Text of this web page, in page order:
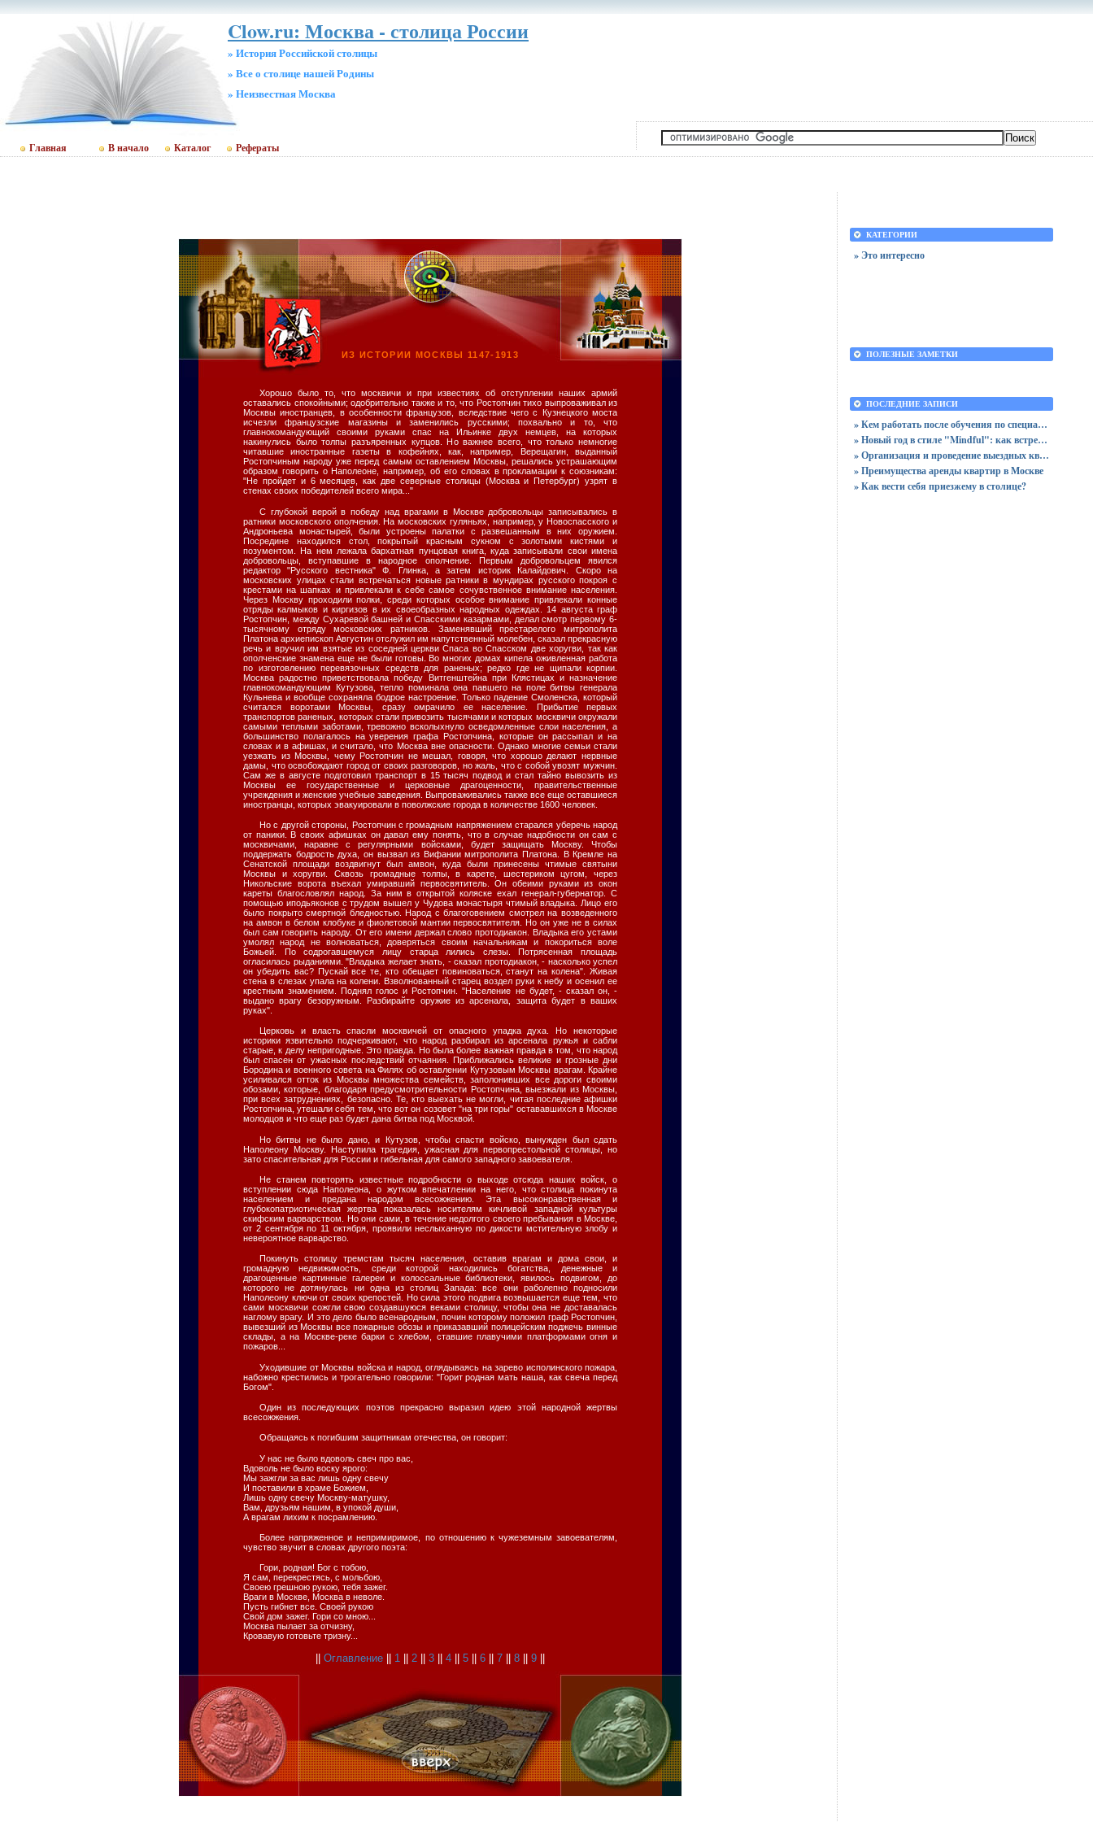
Clow.ru: Москва - столица России
» История Российской столицы
» Все о столице нашей Родины
» Неизвестная Москва
Главная В начало Каталог Рефераты
ИЗ ИСТОРИИ МОСКВЫ 1147-1913
Хорошо было то, что москвичи и при известиях об отступлении наших армий
оставались спокойными; одобрительно также и то, что Ростопчин тихо выпроваживал из
Москвы иностранцев, в особенности французов, вследствие чего с Кузнецкого моста
исчезли французские магазины и заменились русскими; похвально и то, что
главнокомандующий своими руками спас на Ильинке двух немцев, на которых
накинулись было толпы разъяренных купцов. Но важнее всего, что только немногие
читавшие иностранные газеты в кофейнях, как, например, Верещагин, выданный
Ростопчиным народу уже перед самым оставлением Москвы, решались устрашающим
образом говорить о Наполеоне, например, об его словах в прокламации к союзникам:
"Не пройдет и 6 месяцев, как две северные столицы (Москва и Петербург) узрят в
стенах своих победителей всего мира..."
С глубокой верой в победу над врагами в Москве добровольцы записывались в
ратники московского ополчения. На московских гуляньях, например, у Новоспасского и
Андроньева монастырей, были устроены палатки с развешанным в них оружием.
Посредине находился стол, покрытый красным сукном с золотыми кистями и
позументом. На нем лежала бархатная пунцовая книга, куда записывали свои имена
добровольцы, вступавшие в народное ополчение. Первым добровольцем явился
редактор "Русского вестника" Ф. Глинка, а затем историк Калайдович. Скоро на
московских улицах стали встречаться новые ратники в мундирах русского покроя с
крестами на шапках и привлекали к себе самое сочувственное внимание населения.
Через Москву проходили полки, среди которых особое внимание привлекали конные
отряды калмыков и киргизов в их своеобразных народных одеждах. 14 августа граф
Ростопчин, между Сухаревой башней и Спасскими казармами, делал смотр первому 6-
тысячному отряду московских ратников. Заменявший престарелого митрополита
Платона архиепископ Августин отслужил им напутственный молебен, сказал прекрасную
речь и вручил им взятые из соседней церкви Спаса во Спасском две хоругви, так как
ополченские знамена еще не были готовы. Во многих домах кипела оживленная работа
по изготовлению перевязочных средств для раненых; редко где не щипали корпии.
Москва радостно приветствовала победу Витгенштейна при Клястицах и назначение
главнокомандующим Кутузова, тепло поминала она павшего на поле битвы генерала
Кульнева и вообще сохраняла бодрое настроение. Только падение Смоленска, который
считался воротами Москвы, сразу омрачило ее население. Прибытие первых
транспортов раненых, которых стали привозить тысячами и которых москвичи окружали
самыми теплыми заботами, тревожно всколыхнуло осведомленные слои населения, а
большинство полагалось на уверения графа Ростопчина, которые он рассыпал и на
словах и в афишах, и считало, что Москва вне опасности. Однако многие семьи стали
уезжать из Москвы, чему Ростопчин не мешал, говоря, что хорошо делают нервные
дамы, что освобождают город от своих разговоров, но жаль, что с собой увозят мужчин.
Сам же в августе подготовил транспорт в 15 тысяч подвод и стал тайно вывозить из
Москвы ее государственные и церковные драгоценности, правительственные
учреждения и женские учебные заведения. Выпроваживались также все еще оставшиеся
иностранцы, которых эвакуировали в поволжские города в количестве 1600 человек.
Но с другой стороны, Ростопчин с громадным напряжением старался уберечь народ
от паники. В своих афишках он давал ему понять, что в случае надобности он сам с
москвичами, наравне с регулярными войсками, будет защищать Москву. Чтобы
поддержать бодрость духа, он вызвал из Вифании митрополита Платона. В Кремле на
Сенатской площади воздвигнут был амвон, куда были принесены чтимые святыни
Москвы и хоругви. Сквозь громадные толпы, в карете, шестериком цугом, через
Никольские ворота въехал умиравший первосвятитель. Он обеими руками из окон
кареты благословлял народ. За ним в открытой коляске ехал генерал-губернатор. С
помощью иподьяконов с трудом вышел у Чудова монастыря чтимый владыка. Лицо его
было покрыто смертной бледностью. Народ с благоговением смотрел на возведенного
на амвон в белом клобуке и фиолетовой мантии первосвятителя. Но он уже не в силах
был сам говорить народу. От его имени держал слово протодиакон. Владыка его устами
умолял народ не волноваться, доверяться своим начальникам и покориться воле
Божьей. По содрогавшемуся лицу старца лились слезы. Потрясенная площадь
огласилась рыданиями. "Владыка желает знать, - сказал протодиакон, - насколько успел
он убедить вас? Пускай все те, кто обещает повиноваться, станут на колена". Живая
стена в слезах упала на колени. Взволнованный старец воздел руки к небу и осенил ее
крестным знамением. Поднял голос и Ростопчин. "Население не будет, - сказал он, -
выдано врагу безоружным. Разбирайте оружие из арсенала, защита будет в ваших
руках".
Церковь и власть спасли москвичей от опасного упадка духа. Но некоторые
историки язвительно подчеркивают, что народ разбирал из арсенала ружья и сабли
старые, к делу непригодные. Это правда. Но была более важная правда в том, что народ
был спасен от ужасных последствий отчаяния. Приближались великие и грозные дни
Бородина и военного совета на Филях об оставлении Кутузовым Москвы врагам. Крайне
усиливался отток из Москвы множества семейств, заполонивших все дороги своими
обозами, которые, благодаря предусмотрительности Ростопчина, выезжали из Москвы,
при всех затруднениях, безопасно. Те, кто выехать не могли, читая последние афишки
Ростопчина, утешали себя тем, что вот он созовет "на три горы" остававшихся в Москве
молодцов и что еще раз будет дана битва под Москвой.
Но битвы не было дано, и Кутузов, чтобы спасти войско, вынужден был сдать
Наполеону Москву. Наступила трагедия, ужасная для первопрестольной столицы, но
зато спасительная для России и гибельная для самого западного завоевателя.
Не станем повторять известные подробности о выходе отсюда наших войск, о
вступлении сюда Наполеона, о жутком впечатлении на него, что столица покинута
населением и предана народом всесожжению. Эта высоконравственная и
глубокопатриотическая жертва показалась носителям кичливой западной культуры
скифским варварством. Но они сами, в течение недолгого своего пребывания в Москве,
от 2 сентября по 11 октября, проявили неслыханную по дикости мстительную злобу и
невероятное варварство.
Покинуть столицу тремстам тысяч населения, оставив врагам и дома свои, и
громадную недвижимость, среди которой находились богатства, денежные и
драгоценные картинные галереи и колоссальные библиотеки, явилось подвигом, до
которого не дотянулась ни одна из столиц Запада: все они раболепно подносили
Наполеону ключи от своих крепостей. Но сила этого подвига возвышается еще тем, что
сами москвичи сожгли свою создавшуюся веками столицу, чтобы она не доставалась
наглому врагу. И это дело было всенародным, почин которому положил граф Ростопчин,
вывезший из Москвы все пожарные обозы и приказавший полицейским поджечь винные
склады, а на Москве-реке барки с хлебом, ставшие плавучими платформами огня и
пожаров...
Уходившие от Москвы войска и народ, оглядываясь на зарево исполинского пожара,
набожно крестились и трогательно говорили: "Горит родная мать наша, как свеча перед
Богом".
Один из последующих поэтов прекрасно выразил идею этой народной жертвы
всесожжения.
Обращаясь к погибшим защитникам отечества, он говорит:
У нас не было вдоволь свеч про вас,
Вдоволь не было воску ярого:
Мы зажгли за вас лишь одну свечу
И поставили в храме Божием,
Лишь одну свечу Москву-матушку,
Вам, друзьям нашим, в упокой души,
А врагам лихим к посрамлению.
Более напряженное и непримиримое, по отношению к чужеземным завоевателям,
чувство звучит в словах другого поэта:
Гори, родная! Бог с тобою,
Я сам, перекрестясь, с мольбою,
Своею грешною рукою, тебя зажег.
Враги в Москве, Москва в неволе.
Пусть гибнет все. Своей рукою
Свой дом зажег. Гори со мною...
Москва пылает за отчизну,
Кровавую готовьте тризну...
|| Оглавление || 1 || 2 || 3 || 4 || 5 || 6 || 7 || 8 || 9 ||
КАТЕГОРИИ
» Это интересно
ПОЛЕЗНЫЕ ЗАМЕТКИ
ПОСЛЕДНИЕ ЗАПИСИ
» Кем работать после обучения по специальности «Логистика»
» Новый год в стиле "Mindful": как встретить праздник, оставшись в сознании
» Организация и проведение выездных квизов
» Преимущества аренды квартир в Москве
» Как вести себя приезжему в столице?